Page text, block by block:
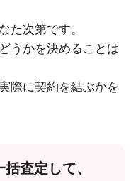
た次第です。
うかを決めることは
際に契約を結ぶかを
査定して、